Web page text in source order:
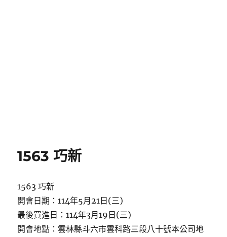
1563 巧新
1563 巧新
開會日期：114年5月21日(三)
最後買進日：114年3月19日(三)
開會地點：雲林縣斗六市雲科路三段八十號本公司地